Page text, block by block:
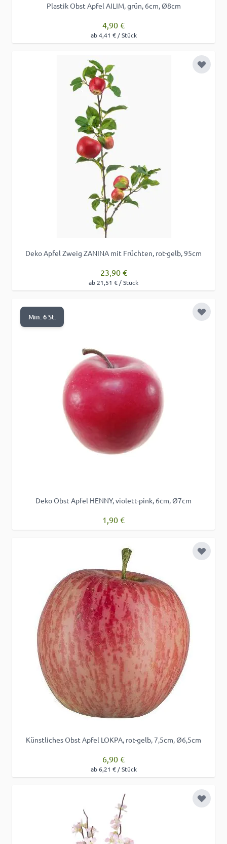
Plastik Obst Apfel AILIM, grün, 6cm, Ø8cm
4,90 €
ab 4,41 € / Stück
Zur
Deko Apfel Zweig ZANINA mit Früchten, rot-gelb, 95cm
23,90 €
ab 21,51 € / Stück
Min. 6 St. Zur
Deko Obst Apfel HENNY, violett-pink, 6cm, Ø7cm
1,90 €
Zur
Künstliches Obst Apfel LOKPA, rot-gelb, 7,5cm, Ø6,5cm
6,90 €
ab 6,21 € / Stück
Zur